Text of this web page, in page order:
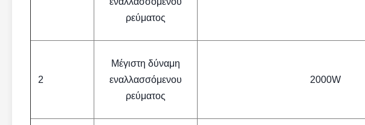
ρεύματος
2
Μέγιστη δύναμη
εναλλασσόμενου
ρεύματος
2000W